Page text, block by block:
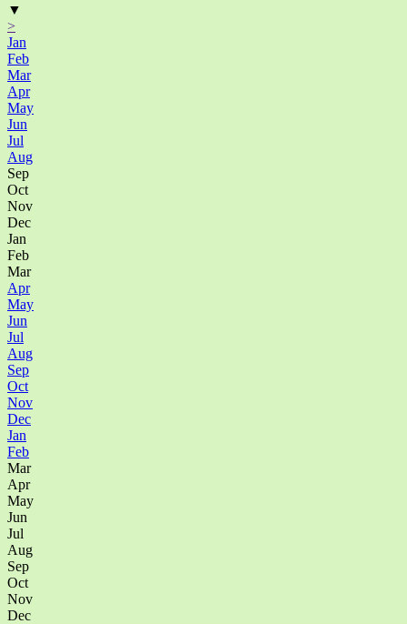
▼
>
Jan
Feb
Mar
Apr
May
Jun
Jul
Aug
Sep
Oct
Nov
Dec
Jan
Feb
Mar
Apr
May
Jun
Jul
Aug
Sep
Oct
Nov
Dec
Jan
Feb
Mar
Apr
May
Jun
Jul
Aug
Sep
Oct
Nov
Dec